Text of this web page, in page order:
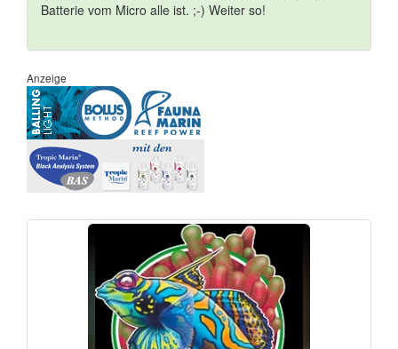
Batterie vom Micro alle ist. ;-) Weiter so!
Anzeige